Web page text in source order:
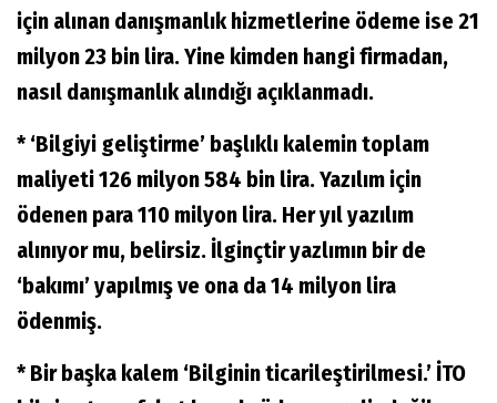
için alınan danışmanlık hizmetlerine ödeme ise 21
milyon 23 bin lira. Yine kimden hangi firmadan,
nasıl danışmanlık alındığı açıklanmadı.
* ‘Bilgiyi geliştirme’ başlıklı kalemin toplam
maliyeti 126 milyon 584 bin lira. Yazılım için
ödenen para 110 milyon lira. Her yıl yazılım
alınıyor mu, belirsiz. İlginçtir yazlımın bir de
‘bakımı’ yapılmış ve ona da 14 milyon lira
ödenmiş.
* Bir başka kalem ‘Bilginin ticarileştirilmesi.’ İTO